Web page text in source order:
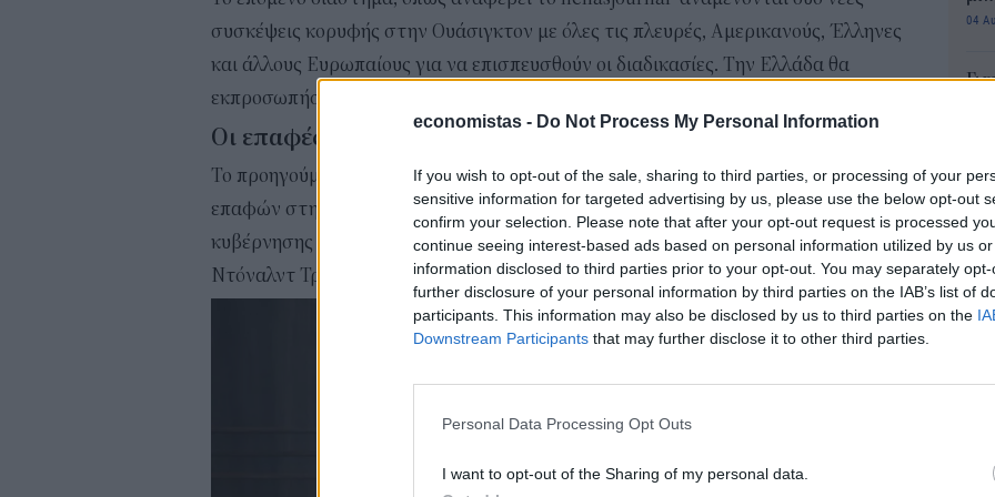
economistas - Do Not Process My Personal Information
If you wish to opt-out of the sale, sharing to third parties, or processing of your
sensitive information for targeted advertising by us, please use the below opt-out
confirm your selection. Please note that after your opt-out request is processed
continue seeing interest-based ads based on personal information utilized by us
information disclosed to third parties prior to your opt-out. You may separately
further disclosure of your personal information by third parties on the IAB’s list of
participants. This information may also be disclosed by us to third parties on the
Downstream Participants that may further disclose it to other third parties.
Personal Data Processing Opt Outs
I want to opt-out of the Sharing of my personal data.
συσκέψεις κορυφής στην Ουάσιγκτον με όλες τις πλευρές, Αμερικανούς, Έλληνες
και άλλους Ευρωπαίους για να επισπευσθούν οι διαδικασίες. Την Ελλάδα θα
εκπροσωπήσει ο κ. Εξάρχου.
Οι επαφές Εξάρχου στις ΗΠΑ και τα νέα deal για το LNG
Το προηγούμενο διάστημα, ο CEO του AKTOR Αλέξανδρος Εξάρχου είχε σειρά
επαφών στην αμερικανική πρωτεύουσα με υψηλούς αξιωματούχους της
κυβέρνησης των ΗΠΑ για τα ζητήματα LNG και ενέργειας (στενούς συνεργάτες του
Ντόναλντ Τραμπ).
04
e-
04